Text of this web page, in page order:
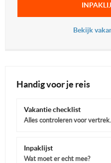
Bekijk
Handig voor je reis
Vakantie checklist
Alles controleren voor vertrek.
Inpaklijst
Wat moet er echt mee?